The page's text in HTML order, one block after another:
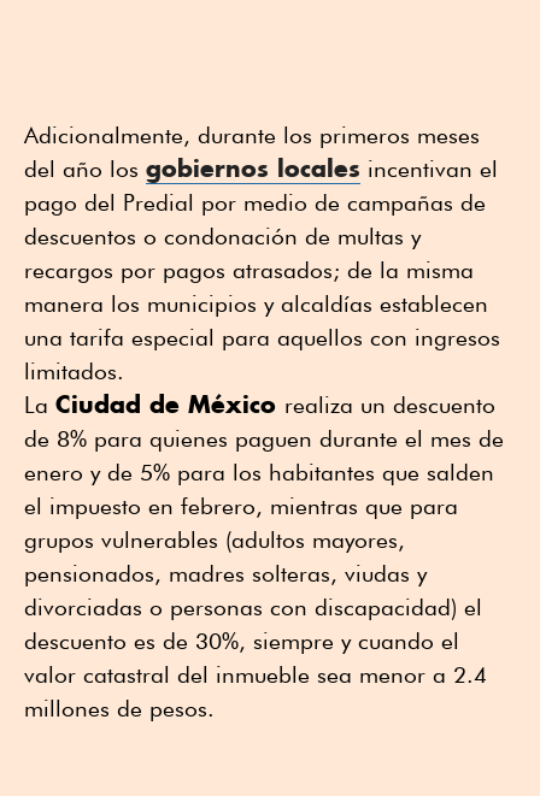
Adicionalmente, durante los primeros meses
del año los gobiernos locales incentivan el
pago del Predial por medio de campañas de
descuentos o condonación de multas y
recargos por pagos atrasados; de la misma
manera los municipios y alcaldías establecen
una tarifa especial para aquellos con ingresos
limitados.
La Ciudad de México realiza un descuento
de 8% para quienes paguen durante el mes de
enero y de 5% para los habitantes que salden
el impuesto en febrero, mientras que para
grupos vulnerables (adultos mayores,
pensionados, madres solteras, viudas y
divorciadas o personas con discapacidad) el
descuento es de 30%, siempre y cuando el
valor catastral del inmueble sea menor a 2.4
millones de pesos.